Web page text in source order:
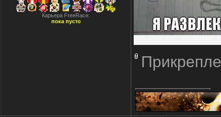
Карьера FreeRace:
пока пусто